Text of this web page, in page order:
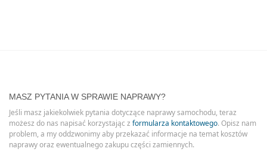
MASZ PYTANIA W SPRAWIE NAPRAWY?
Jeśli masz jakiekolwiek pytania dotyczące naprawy samochodu, teraz
możesz do nas napisać korzystając z formularza kontaktowego. Opisz nam
problem, a my oddzwonimy aby przekazać informacje na temat kosztów
naprawy oraz ewentualnego zakupu części zamiennych.